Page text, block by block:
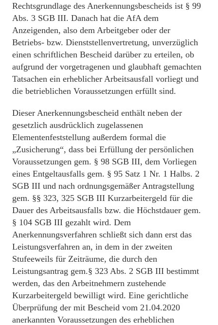
Rechtsgrundlage des Anerkennungsbescheids ist § 99
Abs. 3 SGB III. Danach hat die AfA dem
Anzeigenden, also dem Arbeitgeber oder der
Betriebs- bzw. Dienststellenvertretung, unverzüglich
einen schriftlichen Bescheid darüber zu erteilen, ob
aufgrund der vorgetragenen und glaubhaft gemachten
Tatsachen ein erheblicher Arbeitsausfall vorliegt und
die betrieblichen Voraussetzungen erfüllt sind.
Dieser Anerkennungsbescheid enthält neben der
gesetzlich ausdrücklich zugelassenen
Elementenfeststellung außerdem formal die
„Zusicherung“, dass bei Erfüllung der persönlichen
Voraussetzungen gem. § 98 SGB III, dem Vorliegen
eines Entgeltausfalls gem. § 95 Satz 1 Nr. 1 Halbs. 2
SGB III und nach ordnungsgemäßer Antragstellung
gem. §§ 323, 325 SGB III Kurzarbeitergeld für die
Dauer des Arbeitsausfalls bzw. die Höchstdauer gem.
§ 104 SGB III gezahlt wird. Dem
Anerkennungsverfahren schließt sich dann erst das
Leistungsverfahren an, in dem in der zweiten
Stufeeweils für Zeiträume, die durch den
Leistungsantrag gem.§ 323 Abs. 2 SGB III bestimmt
werden, das den Arbeitnehmern zustehende
Kurzarbeitergeld bewilligt wird. Eine gerichtliche
Überprüfung der mit Bescheid vom 21.04.2020
anerkannten Voraussetzungen des erheblichen